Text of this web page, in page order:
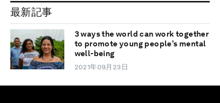
最新記事
3 ways the world can work together
to promote young people’s mental
well-being
2021年09月23日